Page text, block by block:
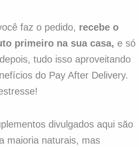
faz o pedido, recebe o
primeiro na sua casa, e só
tudo isso aproveitando
do Pay After Delivery.
divulgados aqui são
maioria naturais, mas